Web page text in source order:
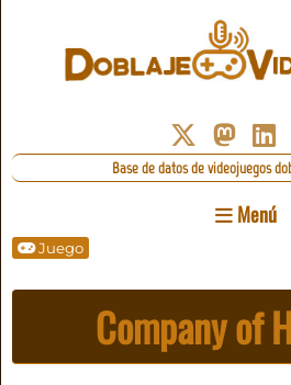
Base de datos de videojuegos
Menú
Juego
Company of